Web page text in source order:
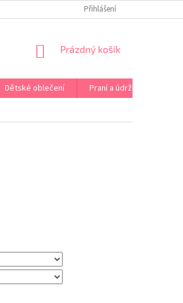
DOPRAVA A PLATBA ČR A EU
Přihlášení
NÁKUPNÍ
Prázdný košík
Dětské oblečení Praní a údržba